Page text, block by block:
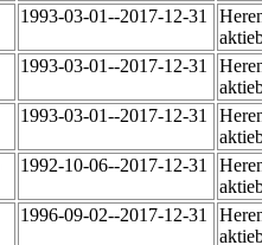
1993-03-01--2017-12-31
1993-03-01--2017-12-31
1993-03-01--2017-12-31
1992-10-06--2017-12-31
1996-09-02--2017-12-31